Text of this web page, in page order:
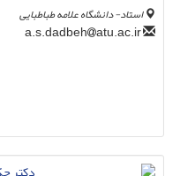
استاد- دانشگاه علامه طباطبایی
atu.ac.ir